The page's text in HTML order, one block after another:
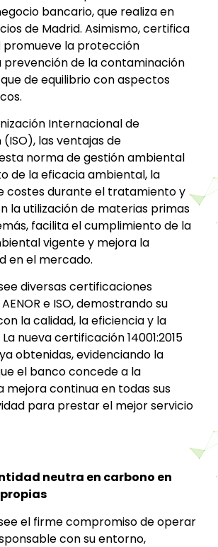
bancario, que realiza en
de Madrid. Asimismo, certifica
promueve la protección
prevención de la contaminación
de equilibrio con aspectos
Internacional de
las ventajas de
norma de gestión ambiental
de la eficacia ambiental, la
costes durante el tratamiento y
la utilización de materias primas
facilita el cumplimiento de la
vigente y mejora la
en el mercado.
diversas certificaciones
e ISO, demostrando su
la calidad, la eficiencia y la
nueva certificación 14001:2015
obtenidas, evidenciando la
el banco concede a la
mejora continua en todas sus
para prestar el mejor servicio
neutra en carbono en
el firme compromiso de operar
con su entorno,